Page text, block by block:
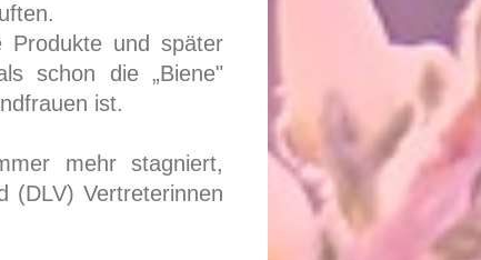
Produkte und später
schon die „Biene"
ist.
mehr stagniert,
(DLV) Vertreterinnen